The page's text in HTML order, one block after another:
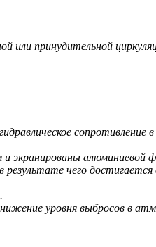
или принудительной
сопротивление
экранированы алюминиевой
результате чего
уровня выбросов в